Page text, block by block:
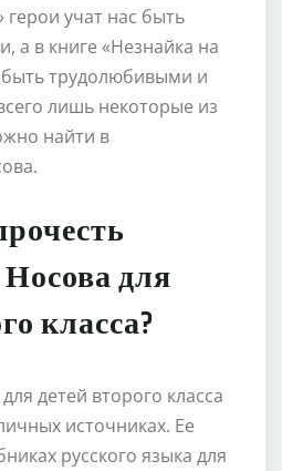
учат нас быть
а в книге «Незнайка на
быть трудолюбивыми и
лишь некоторые из
найти в
для
класса?
детей второго класса
источниках. Ее
русского языка для